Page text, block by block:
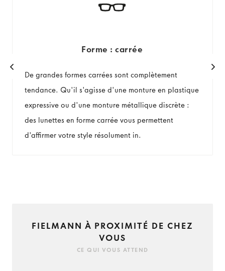
Forme : carrée
De grandes formes carrées sont complètement
tendance. Qu'il s'agisse d'une monture en plastique
expressive ou d'une monture métallique discrète :
des lunettes en forme carrée vous permettent
d'affirmer votre style résolument in.
FIELMANN À PROXIMITÉ DE CHEZ
VOUS
CE QUI VOUS ATTEND